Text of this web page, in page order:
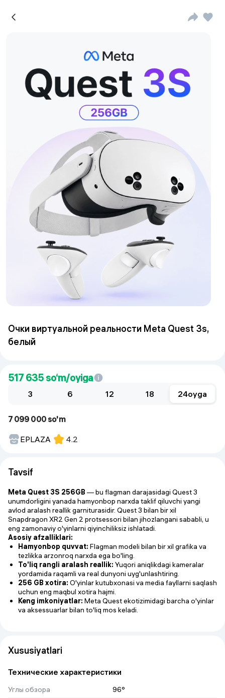
Очки виртуальной реальности Meta Quest 3s,
белый
517 635 so‘m/oyiga
3 6 12 18 24oyga
7 099 000 so'm
EPLAZA
4.2
Tavsif
Meta Quest 3S 256GB — bu flagman darajasidagi Quest 3
unumdorligini yanada hamyonbop narxda taklif qiluvchi yangi
avlod aralash reallik garniturasidir. Quest 3 bilan bir xil
Snapdragon XR2 Gen 2 protsessori bilan jihozlangani sababli, u
eng zamonaviy o'yinlarni qiyinchiliksiz ishlatadi.
Asosiy afzalliklari:
Hamyonbop quvvat: Flagman modeli bilan bir xil grafika va
tezlikka arzonroq narxda ega bo'ling.
To'liq rangli aralash reallik: Yuqori aniqlikdagi kameralar
yordamida raqamli va real dunyoni uyg'unlashtiring.
256 GB xotira: O'yinlar kutubxonasi va media fayllarni saqlash
uchun eng maqbul xotira hajmi.
Keng imkoniyatlar: Meta Quest ekotizimidagi barcha o'yinlar
va aksessuarlar bilan to'liq mos keladi.
Xususiyatlari
Технические характеристики
Углы обзора
96°